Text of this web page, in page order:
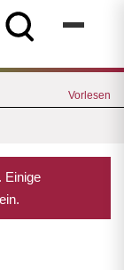
Vorlesen
Einige